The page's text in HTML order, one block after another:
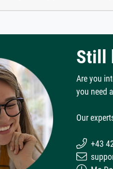
Still
Are you
you need
Our
+43